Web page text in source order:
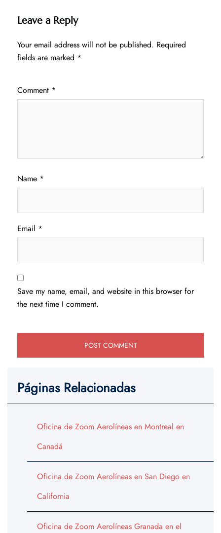
Leave a Reply
Your email address will not be published. Required
fields are marked *
Comment *
Name *
Email *
Save my name, email, and website in this browser for
the next time I comment.
Páginas Relacionadas
Oficina de Zoom Aerolíneas en Montreal en
Canadá
Oficina de Zoom Aerolíneas en San Diego en
California
Oficina de Zoom Aerolíneas Granada en el